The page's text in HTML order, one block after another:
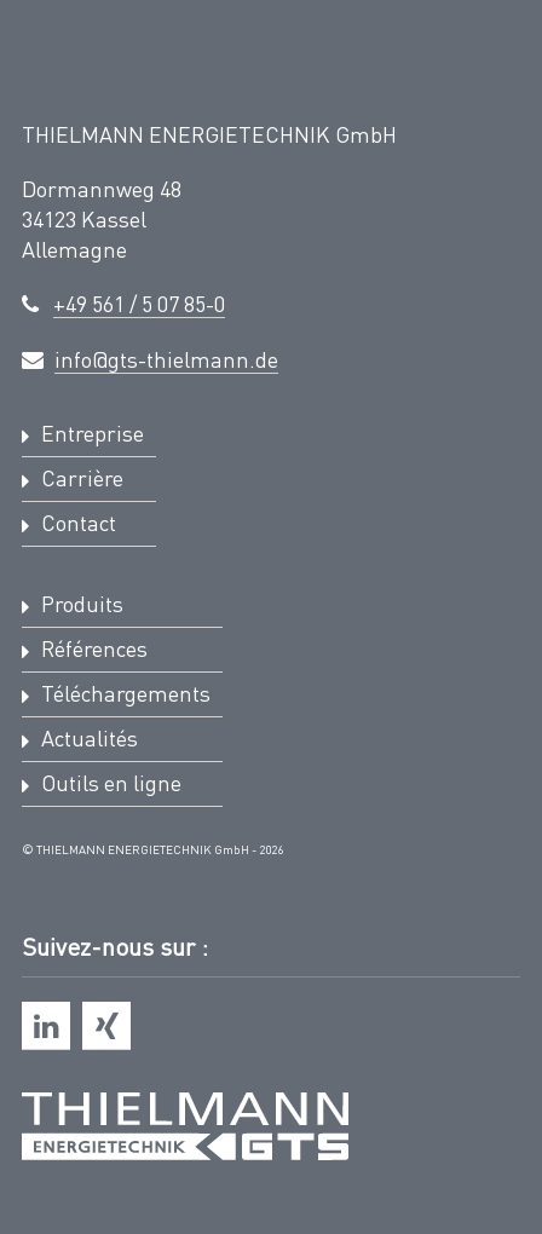
THIELMANN ENERGIETECHNIK GmbH
Dormannweg 48
34123 Kassel
Allemagne
+49 561 / 5 07 85-0
info@gts-thielmann.de
Entreprise
Carrière
Contact
Produits
Références
Téléchargements
Actualités
Outils en ligne
© THIELMANN ENERGIETECHNIK GmbH - 2026
Suivez-nous sur :